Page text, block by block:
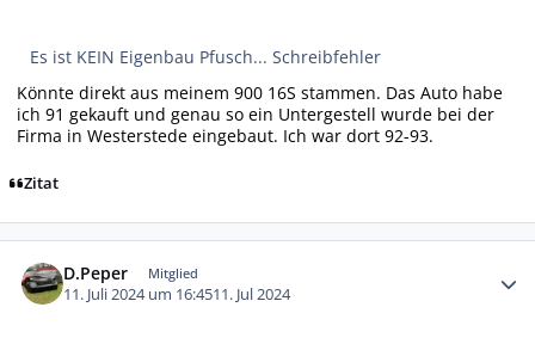
Es ist KEIN Eigenbau Pfusch... Schreibfehler
Könnte direkt aus meinem 900 16S stammen. Das Auto habe
ich 91 gekauft und genau so ein Untergestell wurde bei der
Firma in Westerstede eingebaut. Ich war dort 92-93.
Zitat
D.Peper Mitglied
11. Juli 2024 um 16:4511. Jul 2024